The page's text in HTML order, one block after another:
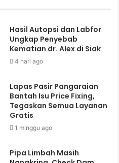
Hasil Autopsi dan Labfor
Ungkap Penyebab
Kematian dr. Alex di Siak
4 hari ago
Lapas Pasir Pangaraian
Bantah Isu Price Fixing,
Tegaskan Semua Layanan
Gratis
1 minggu ago
Pipa Limbah Masih